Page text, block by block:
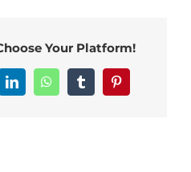
Your Platform!
LinkedInWhatsAppTumblrPinterest